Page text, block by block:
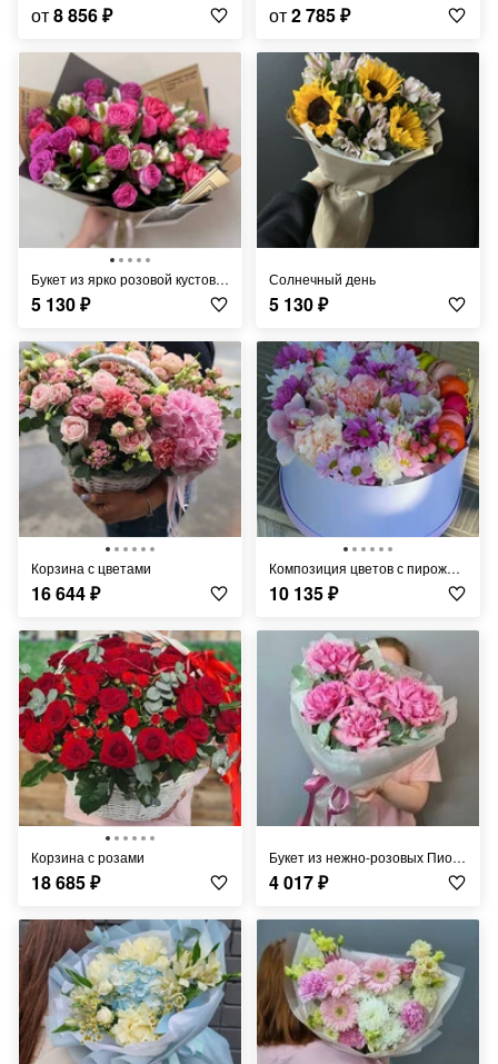
от8 856₽ от2 785₽
Букет из ярко розовой кустовой розы
5 130₽
Солнечный день
5 130₽
корзина с цветами
16 644₽
Композиция цветов с пирожными макаронсами
10 135₽
Корзина с розами
18 685₽
Букет из нежно-розовых Пионовидных роз
4 017₽